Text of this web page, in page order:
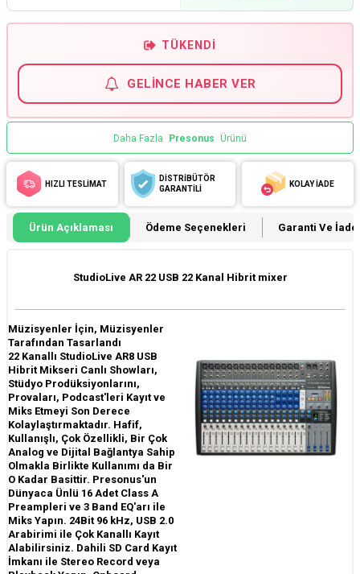
TÜKENDI
GELINCE HABER VER
Daha Fazla Presonus Ürünü
HIZLI TESLİMAT
DİSTRİBÜTÖR
GARANTİLİ
KOLAY İADE
Ürün Açıklaması Ödeme Seçenekleri Garanti Ve İade
StudioLive AR 22 USB 22 Kanal Hibrit mixer
Müzisyenler İçin, Müzisyenler
Tarafından Tasarlandı
22 Kanallı StudioLive AR8 USB
Hibrit Mikseri Canlı Showları,
Stüdyo Prodüksiyonlarını,
Provaları, Podcast'leri Kayıt ve
Miks Etmeyi Son Derece
Kolaylaştırmaktadır. Hafif,
Kullanışlı, Çok Özellikli, Bir Çok
Analog ve Dijital Bağlantya Sahip
Olmakla Birlikte Kullanımı da Bir
O Kadar Basittir. Presonus'un
Dünyaca Ünlü 16 Adet Class A
Preampleri ve 3 Band EQ'arı ile
Miks Yapın. 24Bit 96 kHz, USB 2.0
Arabirimi ile Çok Kanallı Kayıt
Alabilirsiniz. Dahili SD Card Kayıt
İmkanı ile Stereo Record veya